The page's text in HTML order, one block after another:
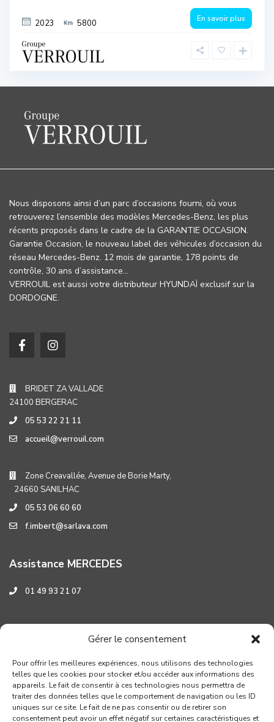
Gérer le consentement
Pour offrir les meilleures expériences, nous utilisons des technologies
telles que les cookies pour stocker et/ou accéder aux informations des
appareils. Le fait de consentir à ces technologies nous permettra de
traiter des données telles que le comportement de navigation ou les ID
uniques sur ce site. Le fait de ne pas consentir ou de retirer son
consentement peut avoir un effet négatif sur certaines caractéristiques et
2023 5800 En savoir plus
Nous disposons ainsi d’un parc d’occasions fourni, où vous
retrouverez l’ensemble des modèles Mercedes-Benz, les plus
récents proposés dans le cadre de la GARANTIE OCCASION.
Garantie Occasion, le nouveau label des véhicules d’occasion du
réseau Mercedes-Benz. 12 mois de garantie, 178 points de
contrôle, 30 ans d’assistance…
VERROUIL est aussi votre distributeur HYUNDAÏ exclusif sur la
DORDOGNE.
BRIDET ZA VALLADE
24100 BERGERAC
05 53 22 21 11
accueil@verrouil.com
Zone Creavallée, Avenue de Borie Marty,
24660 SANILHAC
05 53 06 60 60
f.imbert@sarlava.com
Assistance MERCEDES
01 49 93 21 07